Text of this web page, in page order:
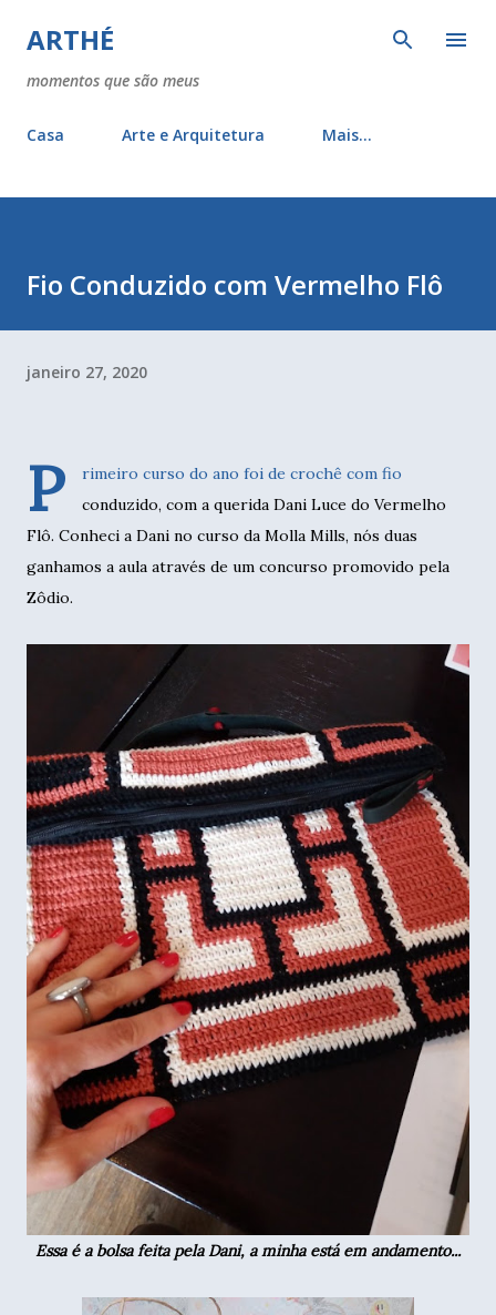
ARTHÉ
momentos que são meus
Casa Arte e Arquitetura Mais…
Fio Conduzido com Vermelho Flô
janeiro 27, 2020
P
rimeiro curso do ano foi de crochê com fio
conduzido, com a querida Dani Luce do Vermelho
Flô. Conheci a Dani no curso da Molla Mills, nós duas
ganhamos a aula através de um concurso promovido pela
Zôdio.
Essa é a bolsa feita pela Dani, a minha está em andamento...